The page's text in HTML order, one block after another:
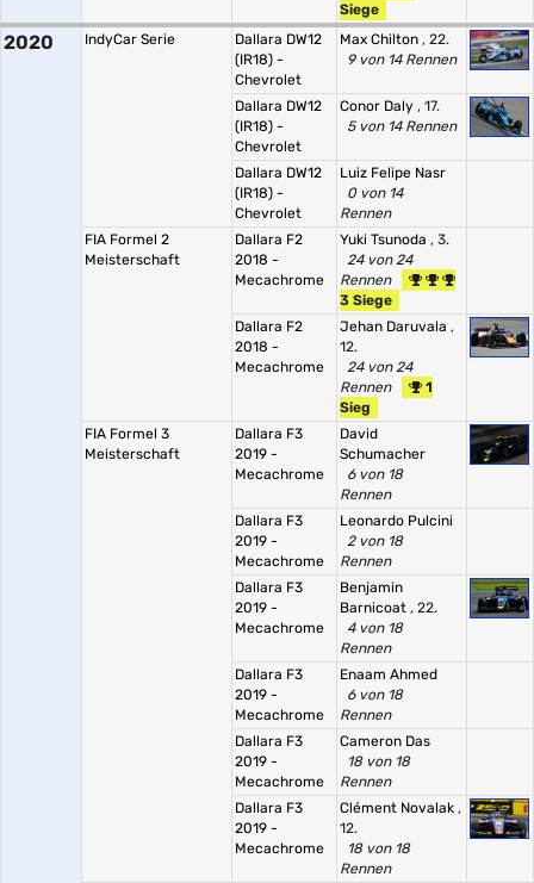
Siege
2020 IndyCar Serie
Dallara DW12
(IR18) -
Chevrolet
Max Chilton , 22.
9 von 14 Rennen
Dallara DW12
(IR18) -
Chevrolet
Conor Daly , 17.
5 von 14 Rennen
Dallara DW12
(IR18) -
Chevrolet
Luiz Felipe Nasr
0 von 14
Rennen
FIA Formel 2
Meisterschaft
Dallara F2
2018 -
Mecachrome
Yuki Tsunoda , 3.
24 von 24
Rennen
3 Siege
Dallara F2
2018 -
Mecachrome
Jehan Daruvala ,
12.
24 von 24
Rennen
1
Sieg
FIA Formel 3
Meisterschaft
Dallara F3
2019 -
Mecachrome
David
Schumacher
6 von 18
Rennen
Dallara F3
2019 -
Mecachrome
Leonardo Pulcini
2 von 18
Rennen
Dallara F3
2019 -
Mecachrome
Benjamin
Barnicoat , 22.
4 von 18
Rennen
Dallara F3
2019 -
Mecachrome
Enaam Ahmed
6 von 18
Rennen
Dallara F3
2019 -
Mecachrome
Cameron Das
18 von 18
Rennen
Dallara F3
2019 -
Mecachrome
Clément Novalak ,
12.
18 von 18
Rennen